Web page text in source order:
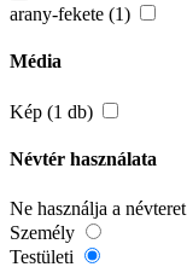
arany-fekete (1)
Média
Kép (1 db)
Névtér használata
Ne használja a névteret
Személy
Testületi